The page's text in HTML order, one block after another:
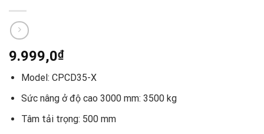
9.999,0₫
Model: CPCD35-X
Sức nâng ở độ cao 3000 mm: 3500 kg
Tâm tải trọng: 500 mm